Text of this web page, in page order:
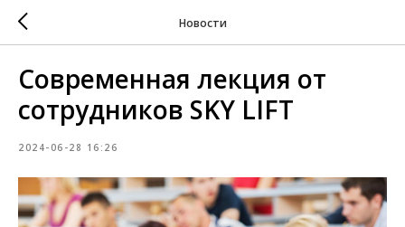
Новости
Современная лекция от
сотрудников SKY LIFT
2024-06-28 16:26